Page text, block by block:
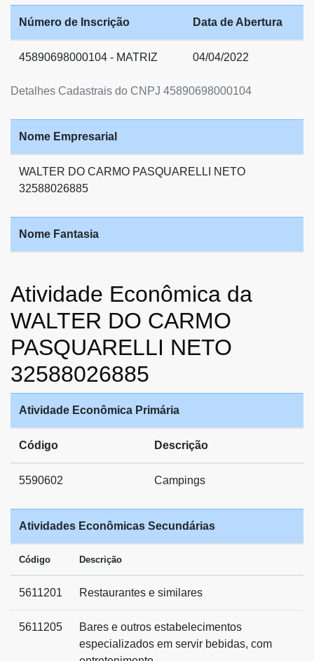
Detalhes Cadastrais do CNPJ 45890698000104
Número de Inscrição Data de Abertura
45890698000104 - MATRIZ 04/04/2022
Nome Empresarial
WALTER DO CARMO PASQUARELLI NETO
32588026885
Nome Fantasia
Atividade Econômica da
WALTER DO CARMO
PASQUARELLI NETO
32588026885
Atividade Econômica Primária
Código Descrição
5590602 Campings
Atividades Econômicas Secundárias
Código Descrição
5611201 Restaurantes e similares
5611205
Bares e outros estabelecimentos
especializados em servir bebidas, com